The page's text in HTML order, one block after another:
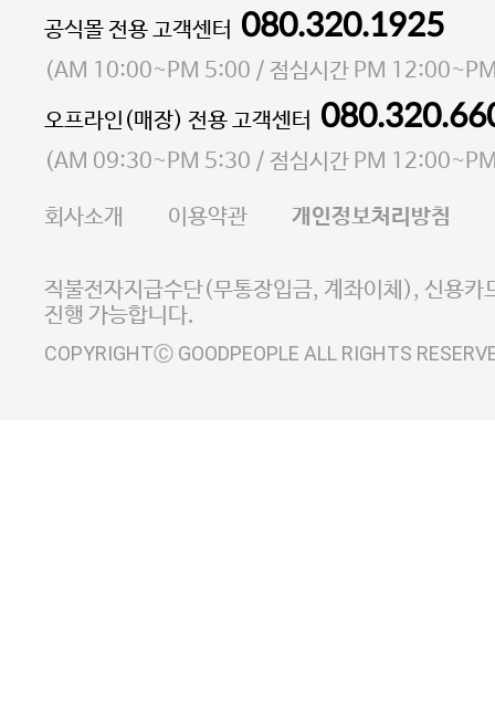
대표 이성현,박영환| 개인정보관리책임자 김상현
소재지 서울특별시 마포구 마포대로4다길 41 마포
통신판매업 신고번호 2023-서울마포-3931호
사업자등록번호 105-81-58242
E-MAIL goodpeople@gpin.co.kr
사업자정보확인
이니시스 에스크로 서비
공식몰 전용 고객센터 080.320.1925
(AM 10:00~PM 5:00 / 점심시간 PM
오프라인(매장) 전용 고객센터
(AM 09:30~PM 5:30 / 점심시간 PM
회사소개 이용약관 개인정보처리방침
직불전자지급수단(무통장입금, 계좌이체), 신용카
진행 가능합니다.
COPYRIGHTⒸ GOODPEOPLE ALL RIGHTS